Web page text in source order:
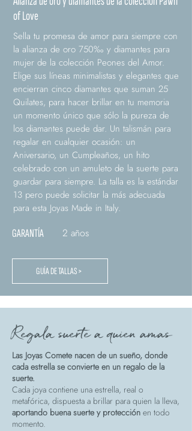
of Love
Sella tu promesa de amor para siempre con
la alianza de oro 750‰ y diamantes para
mujer de la colección Peones del Amor.
Elige sus líneas minimalistas y elegantes que
encierran cinco diamantes que suman 25
Quilates, para hacer brillar en tu memoria
un momento único que sólo la pureza de
los diamantes puede dar. Un talismán para
regalar en cualquier ocasión: un
Aniversario, un Cumpleaños, un hito
celebrado con un amuleto de la suerte para
guardar para siempre. La talla es la estándar
13 pero puede solicitar la más adecuada
para esta Joyas Made in Italy.
GARANTÍA 2 años
GUÍA DE TALLAS >
Regala suerte a quien amas
Las Joyas Comete nacen de un sueño, donde
cada estrella se convierte en un regalo de la
suerte.
Cada joya contiene una estrella, real o
metafórica, dispuesta a brillar para quien la lleva,
aportando buena suerte y protección en todo
momento.